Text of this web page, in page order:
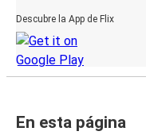
Descubre la App de Flix
En esta página